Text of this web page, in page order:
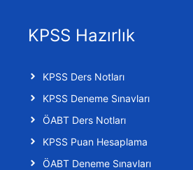
KPSS Hazırlık
KPSS Ders Notları
KPSS Deneme Sınavları
ÖABT Ders Notları
KPSS Puan Hesaplama
ÖABT Deneme Sınavları